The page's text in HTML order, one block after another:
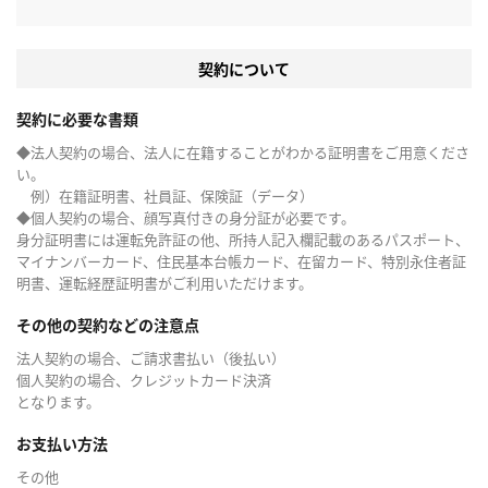
契約について
契約に必要な書類
◆法人契約の場合、法人に在籍することがわかる証明書をご用意くださ
い。
例）在籍証明書、社員証、保険証（データ）
◆個人契約の場合、顔写真付きの身分証が必要です。
身分証明書には運転免許証の他、所持人記入欄記載のあるパスポート、
マイナンバーカード、住民基本台帳カード、在留カード、特別永住者証
明書、運転経歴証明書がご利用いただけます。
その他の契約などの注意点
法人契約の場合、ご請求書払い（後払い）
個人契約の場合、クレジットカード決済
となります。
お支払い方法
その他